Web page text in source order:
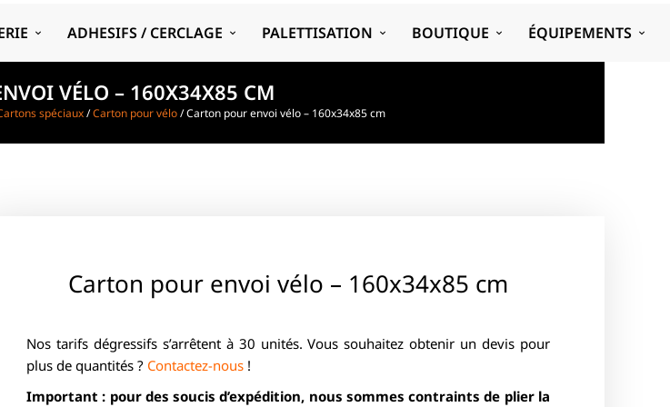
ADHESIFS / CERCLAGE PALETTISATION BOUTIQUE ÉQUIPEMENTS
VÉLO – 160X34X85 CM
spéciaux/Carton pour vélo/ Carton pour envoi vélo – 160x34x85 cm
Carton pour envoi vélo – 160x34x85 cm
Nos tarifs dégressifs s’arrêtent à 30 unités. Vous souhaitez obtenir un devis pour
plus de quantités ? Contactez-nous !
Important : pour des soucis d’expédition, nous sommes contraints de plier la